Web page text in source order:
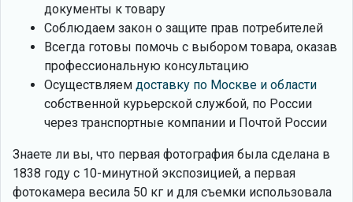
документы к товару
Соблюдаем закон о защите прав потребителей
Всегда готовы помочь с выбором товара, оказав
профессиональную консультацию
Осуществляем доставку по Москве и области
собственной курьерской службой, по России
через транспортные компании и Почтой России
Знаете ли вы, что первая фотография была сделана в
1838 году с 10-минутной экспозицией, а первая
фотокамера весила 50 кг и для съемки использовала